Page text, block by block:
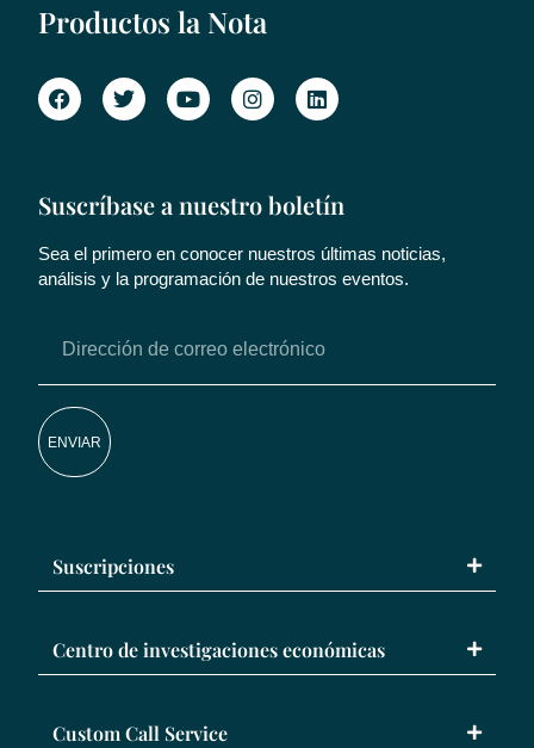
Productos la Nota
Suscríbase a nuestro boletín
Sea el primero en conocer nuestros últimas noticias,
análisis y la programación de nuestros eventos.
ENVIAR
Suscripciones
Centro de investigaciones económicas
Custom Call Service